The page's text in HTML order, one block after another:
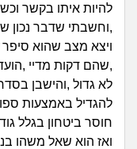
,וחשבתי שדבר נכון
ויצא מצב שהוא סיפר
,שהם דקות מדיי
לא גדול ,והישבן
להגדיל באמצעות
חוסר ביטחון בגלל
ואז הוא שאל משהו